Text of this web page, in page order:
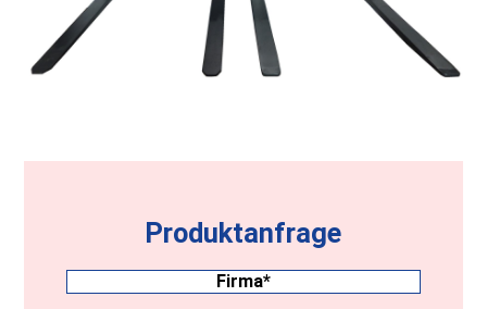
Produktanfrage
Firma(erforderlich)